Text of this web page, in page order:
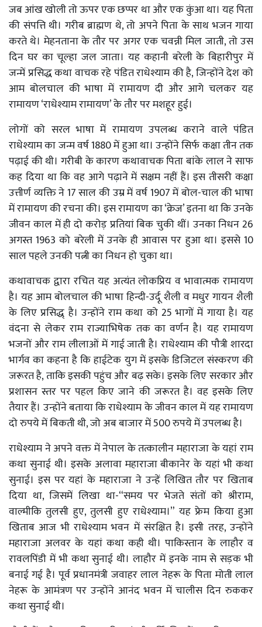
जब आंख खोली तो ऊपर एक छप्पर था और एक कुंआ था। यह पिता
की संपत्ति थी। गरीब ब्राह्मण थे, तो अपने पिता के साथ भजन गाया
करते थे। मेहनताना के तौर पर अगर एक चवन्नी मिल जाती, तो उस
दिन घर का चूल्हा जल जाता। यह कहानी बरेली के बिहारीपुर में
जन्में प्रसिद्ध कथा वाचक रहे पंडित राधेश्याम की है, जिन्होंने देश को
आम बोलचाल की भाषा में रामायण दी और आगे चलकर यह
रामायण ‘राधेश्याम रामायण’ के तौर पर मशहूर हुई।
लोगों को सरल भाषा में रामायण उपलब्ध कराने वाले पंडित
राधेश्याम का जन्म वर्ष 1880 में हुआ था। उन्होंने सिर्फ कक्षा तीन तक
पढ़ाई की थी। गरीबी के कारण कथावाचक पिता बांके लाल ने साफ
कह दिया था कि वह आगे पढ़ाने में सक्षम नहीं हैं। इस तीसरी कक्षा
उत्तीर्ण व्यक्ति ने 17 साल की उम्र में वर्ष 1907 में बोल-चाल की भाषा
में रामायण की रचना की। इस रामायण का ‘क्रेज’ इतना था कि उनके
जीवन काल में ही दो करोड़ प्रतियां बिक चुकी थीं। उनका निधन 26
अगस्त 1963 को बरेली में उनके ही आवास पर हुआ था। इससे 10
साल पहले उनकी पत्नी का निधन हो चुका था।
कथावाचक द्वारा रचित यह अत्यंत लोकप्रिय व भावात्मक रामायण
है। यह आम बोलचाल की भाषा हिन्दी-उर्दू शैली व मधुर गायन शैली
के लिए प्रसिद्ध् है। उन्होंने राम कथा को 25 भागों में गाया है। यह
वंदना से लेकर राम राज्याभिषेक तक का वर्णन है। यह रामायण
भजनों और राम लीलाओं में गाई जाती है। राधेश्याम की पौत्री शारदा
भार्गव का कहना है कि हाईटेक युग में इसके डिजिटल संस्करण की
जरूरत है, ताकि इसकी पहुंच और बढ़ सके। इसके लिए सरकार और
प्रशासन स्तर पर पहल किए जाने की जरूरत है। वह इसके लिए
तैयार हैं। उन्होंने बताया कि राधेश्याम के जीवन काल में यह रामायण
दो रुपये में बिकती थी, जो अब बाजार में 500 रुपये में उपलब्ध है।
राधेश्याम ने अपने वक्त में नेपाल के तत्कालीन महाराजा के यहां राम
कथा सुनाई थी। इसके अलावा महाराजा बीकानेर के यहां भी कथा
सुनाई। इस पर यहां के महाराजा ने उन्हें लिखित तौर पर खिताब
दिया था, जिसमें लिखा था-“समय पर भेजते संतों को श्रीराम,
वाल्मीकि तुलसी हुए, तुलसी हुए राधेश्याम।” यह फ्रेम किया हुआ
खिताब आज भी राधेश्याम भवन में संरक्षित है। इसी तरह, उन्होंने
महाराजा अलवर के यहां कथा कही थी। पाकिस्तान के लाहौर व
रावलपिंडी में भी कथा सुनाई थी। लाहौर में इनके नाम से सड़क भी
बनाई गई है। पूर्व प्रधानमंत्री जवाहर लाल नेहरू के पिता मोती लाल
नेहरू के आमंत्रण पर उन्होंने आनंद भवन में चालीस दिन रुककर
कथा सुनाई थी।